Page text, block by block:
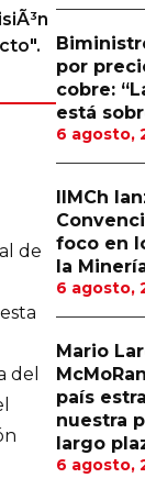
de
del
por
cobre:
está
6 agosto,
IIMCh
foco en
la
6 agosto,
Mario
país
nuestra
largo
6 agosto,